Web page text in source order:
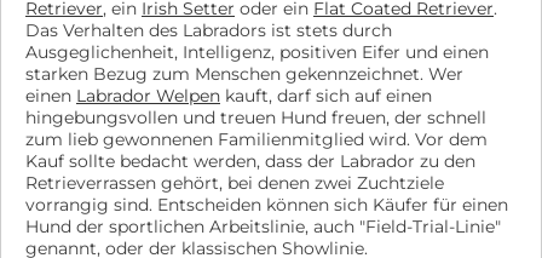
Retriever, ein Irish Setter oder ein Flat Coated Retriever.
Das Verhalten des Labradors ist stets durch
Ausgeglichenheit, Intelligenz, positiven Eifer und einen
starken Bezug zum Menschen gekennzeichnet. Wer
einen Labrador Welpen kauft, darf sich auf einen
hingebungsvollen und treuen Hund freuen, der schnell
zum lieb gewonnenen Familienmitglied wird. Vor dem
Kauf sollte bedacht werden, dass der Labrador zu den
Retrieverrassen gehört, bei denen zwei Zuchtziele
vorrangig sind. Entscheiden können sich Käufer für einen
Hund der sportlichen Arbeitslinie, auch "Field-Trial-Linie"
genannt, oder der klassischen Showlinie.